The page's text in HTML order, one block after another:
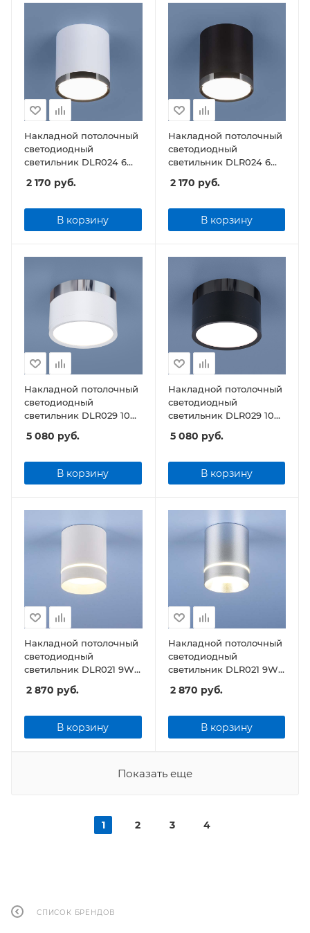
Накладной потолочный
светодиодный
светильник DLR024 6W
2 170 руб.
В корзину
Накладной потолочный
светодиодный
светильник DLR024 6W
2 170 руб.
В корзину
Накладной потолочный
светодиодный
светильник DLR029 10W
4200K белый матовый/
хром
5 080 руб.
В корзину
Накладной потолочный
светодиодный
светильник DLR029 10W
4200K черный матовый/
черный хром
5 080 руб.
В корзину
Накладной потолочный
светодиодный
светильник DLR021 9W
2 870 руб.
В корзину
Накладной потолочный
светодиодный
светильник DLR021 9W
2 870 руб.
В корзину
Показать еще
1 2 3 4
СПИСОК БРЕНДОВ